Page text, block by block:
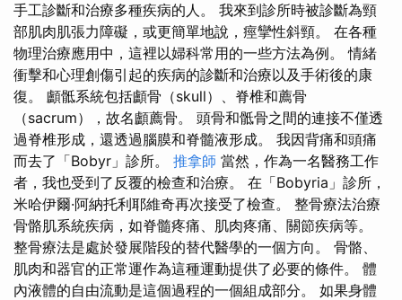
手工診斷和治療多種疾病的人。 我來到診所時被診斷為頸
部肌肉肌張力障礙，或更簡單地說，痙攣性斜頸。 在各種
物理治療應用中，這裡以婦科常用的一些方法為例。 情緒
衝擊和心理創傷引起的疾病的診斷和治療以及手術後的康
復。 顱骶系統包括顱骨（skull）、脊椎和薦骨
（sacrum），故名顱薦骨。 頭骨和骶骨之間的連接不僅透
過脊椎形成，還透過腦膜和脊髓液形成。 我因背痛和頭痛
而去了「Bobyr」診所。 推拿師 當然，作為一名醫務工作
者，我也受到了反覆的檢查和治療。 在「Bobyria」診所，
米哈伊爾·阿納托利耶維奇再次接受了檢查。 整骨療法治療
骨骼肌系統疾病，如脊髓疼痛、肌肉疼痛、關節疾病等。
整骨療法是處於發展階段的替代醫學的一個方向。 骨骼、
肌肉和器官的正常運作為這種運動提供了必要的條件。 體
內液體的自由流動是這個過程的一個組成部分。 如果身體